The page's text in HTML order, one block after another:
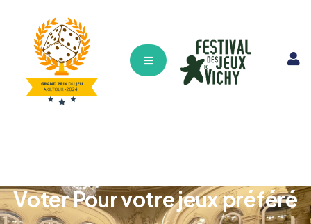
Hamburger Toggle Menu
Voter Pour votre jeux préféré